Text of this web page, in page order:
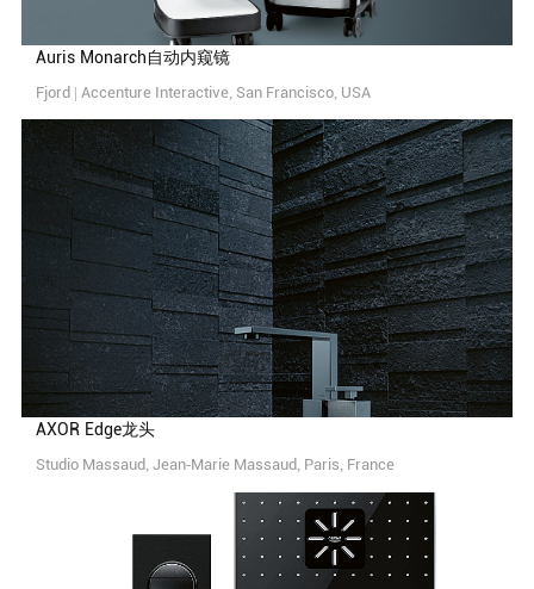
Auris Monarch自动内窥镜
Fjord | Accenture Interactive, San Francisco, USA
AXOR Edge龙头
Studio Massaud, Jean-Marie Massaud, Paris, France